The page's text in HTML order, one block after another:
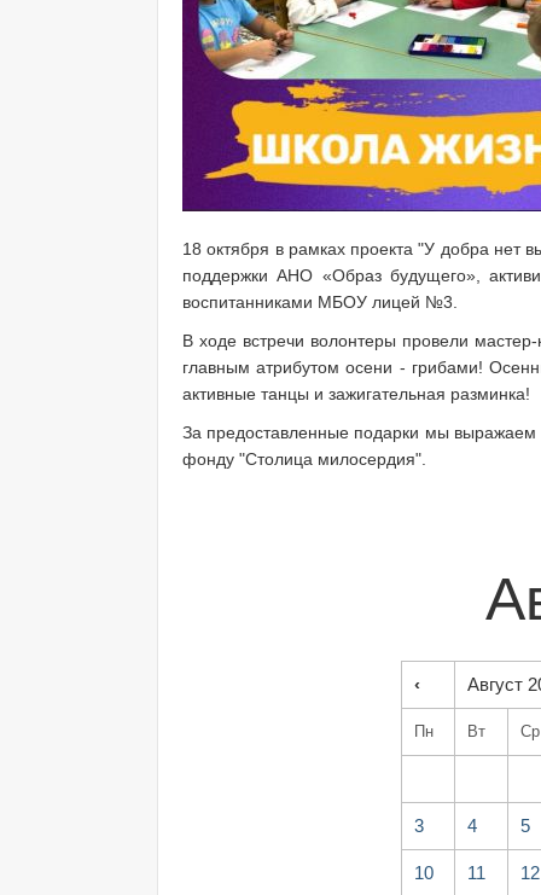
18 октября в рамках проекта "У добра нет
поддержки АНО «Образ будущего»,
воспитанниками МБОУ лицей №3.
В ходе встречи волонтеры провели
главным атрибутом осени - грибами!
активные танцы и зажигательная разминка!
За предоставленные подарки мы выражаем
фонду "Столица милосердия".
‹ Август
Пн Вт Ср
3 4 5
10 11 12